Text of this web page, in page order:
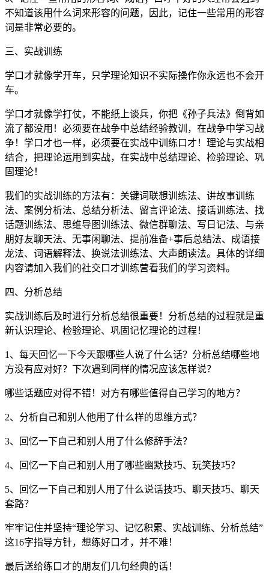
不知道该用什么词来形容的问题，因此，记住一些常用的形容
词是非常必要的。
三、实战训练
学口才就像学开车，只学理论知识不实际操作你永远也不会开
车。
学口才就像学打仗，不能纸上谈兵，你把《孙子兵法》倒背如
流了都没用！必须要在战争中总结经验教训，在战争中学习战
争！学口才也一样，必须要在实战中训练口才！理论与实战相
结合，把理论运用到实战，在实战中总结理论、检验理论、巩
固理论！
我们的实战训练的方法有：关键词联想训练法、讲故事训练
法、案例分析法、总结分析法、留言评论法、接话训练法、找
话题训练法、思维导图训练法、微信群聊法、写日记法、与亲
朋好友聊天法、无事闲聊法、提前准备+事后总结法、成语接
龙法、词语解释法、换说法训练法、大声朗读法。具体的详细
内容请加入我们的社交口才训练营看我们的学习资料。
四、分析总结
实战训练后及时进行分析总结很重要！分析总结的过程就是重
新认识理论、检验理论、巩固记忆理论的过程！
1、每天回忆一下今天跟哪些人说了什么话？分析总结哪些地
方没有应对好？下次遇到同样的情况应该怎样说？
哪些话题应对得不错！对方有哪些值得自己学习的地方？
2、分析自己和别人他用了什么样的思维方式？
3、回忆一下自己和别人用了什么修辞手法？
4、回忆一下自己和别人用了哪些幽默技巧、玩笑技巧？
5、回忆一下自己和别人用了什么说话技巧、聊天技巧、聊天
套路？
牢牢记住并坚持“理论学习、记忆积累、实战训练、分析总结”
这16字指导方针，想练好口才，并不难！
最后送给练口才的朋友们几句经典的话！